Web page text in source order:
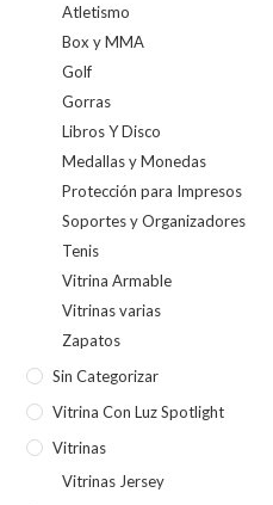
Atletismo
Box y MMA
Golf
Gorras
Libros Y Disco
Medallas y Monedas
Protección para Impresos
Soportes y Organizadores
Tenis
Vitrina Armable
Vitrinas varias
Zapatos
Sin Categorizar
Vitrina Con Luz Spotlight
Vitrinas
Vitrinas Jersey